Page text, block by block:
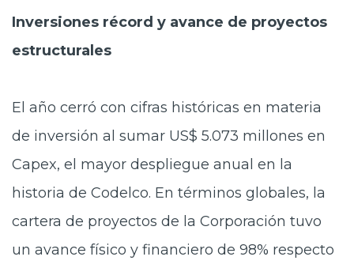
Inversiones récord y avance de proyectos
estructurales
El año cerró con cifras históricas en materia
de inversión al sumar US$ 5.073 millones en
Capex, el mayor despliegue anual en la
historia de Codelco. En términos globales, la
cartera de proyectos de la Corporación tuvo
un avance físico y financiero de 98% respecto